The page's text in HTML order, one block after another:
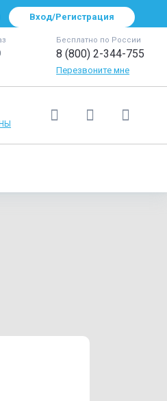
Вход/Регистрация
Бесплатно по России
8 (800) 2-344-755
Перезвоните мне